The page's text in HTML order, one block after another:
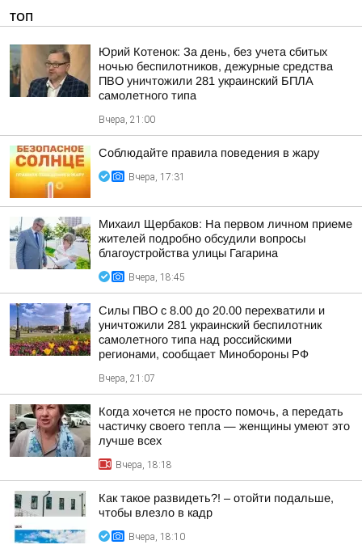
ТОП
Юрий Котенок: За день, без учета сбитых
ночью беспилотников, дежурные средства
ПВО уничтожили 281 украинский БПЛА
самолетного типа
Вчера, 21:00
Соблюдайте правила поведения в жару
Вчера, 17:31
Михаил Щербаков: На первом личном приеме
жителей подробно обсудили вопросы
благоустройства улицы Гагарина
Вчера, 18:45
Силы ПВО с 8.00 до 20.00 перехватили и
уничтожили 281 украинский беспилотник
самолетного типа над российскими
регионами, сообщает Минобороны РФ
Вчера, 21:07
Когда хочется не просто помочь, а передать
частичку своего тепла — женщины умеют это
лучше всех
Вчера, 18:18
Как такое развидеть?! – отойти подальше,
чтобы влезло в кадр
Вчера, 18:10